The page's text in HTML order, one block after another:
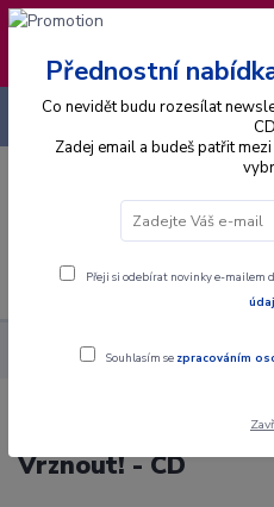
❣️ Od 4.8. do 13.8.
expedice
+420 725 736 293
Alba CD Jan Spálený - ...
Jan Spálený - ...
Vrznout! - CD
Přednostní
Co nevidět budu rozesílat
Zadej email a budeš patřit
Přeji si odebírat novinky e-mailem
Souhlasím se zpracováním